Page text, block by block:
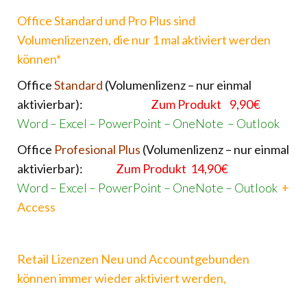
Office Standard und Pro Plus sind
Volumenlizenzen, die nur 1 mal aktiviert werden
können*
OfficeStandard (Volumenlizenz – nur einmal
aktivierbar): Zum Produkt 9,90€
Word – Excel – PowerPoint – OneNote – Outlook
Office Profesional Plus (Volumenlizenz – nur einmal
aktivierbar): Zum Produkt 14,90€
Word – Excel – PowerPoint – OneNote – Outlook +
Access
Retail Lizenzen Neu und Accountgebunden
können immer wieder aktiviert werden,